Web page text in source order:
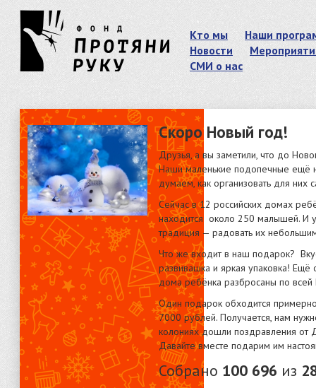
Кто мы
Наши
Новости
СМИ о нас
Скоро Новый год!
Друзья, а вы заметили, что до
Наши маленькие подопечные ещё
думаем, как организовать для
Сейчас в 12 российских домах
находится около 250 малышей. И
традиция — радовать их
Что же входит в наш подарок?
развивашка и яркая упаковка! Ещё
дома ребëнка разбросаны по всей
Один подарок обходится
7000 рублей. Получается, нам
колониях дошли поздравления от
Давайте вместе подарим им
Собрано 100 696 из